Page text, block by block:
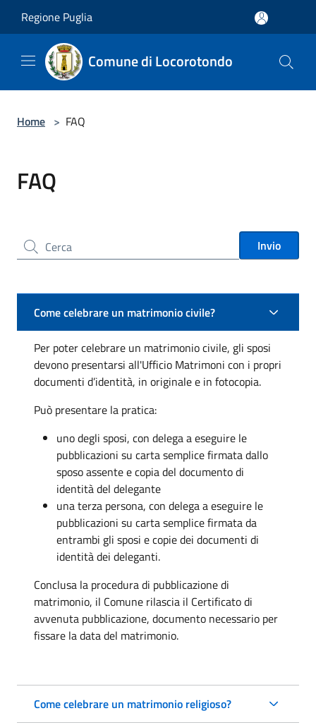
Regione Puglia
Comune di Locorotondo
Home > FAQ
FAQ
Cerca nel sito Invio
Come celebrare un matrimonio civile?
Per poter celebrare un matrimonio civile, gli sposi
devono presentarsi all'Ufficio Matrimoni con i propri
documenti d’identità, in originale e in fotocopia.
Può presentare la pratica:
uno degli sposi, con delega a eseguire le
pubblicazioni su carta semplice firmata dallo
sposo assente e copia del documento di
identità del delegante
una terza persona, con delega a eseguire le
pubblicazioni su carta semplice firmata da
entrambi gli sposi e copie dei documenti di
identità dei deleganti.
Conclusa la procedura di pubblicazione di
matrimonio, il Comune rilascia il Certificato di
avvenuta pubblicazione, documento necessario per
fissare la data del matrimonio.
Come celebrare un matrimonio religioso?